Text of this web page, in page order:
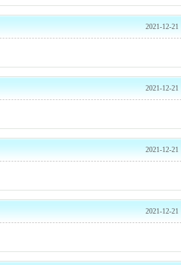
2021-12-21
2021-12-21
2021-12-21
2021-12-21